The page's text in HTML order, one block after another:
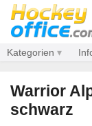
Kategorien
Warrior
schwarz